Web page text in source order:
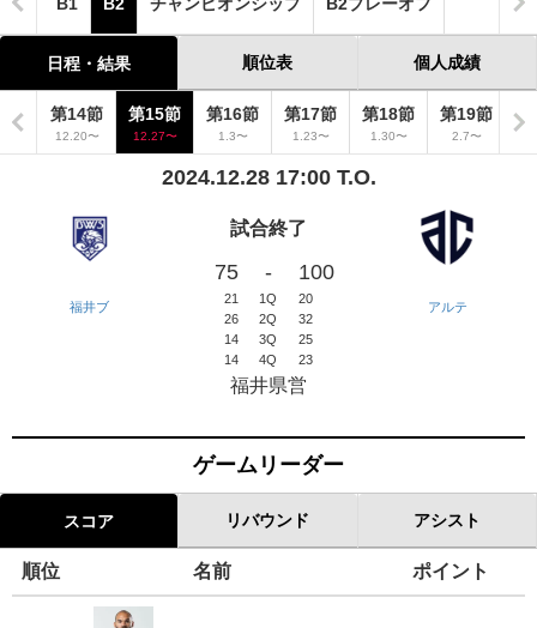
日程・結果 順位表 個人成績
節
〜
第14節
12.20〜
第15節
12.27〜
第16節
1.3〜
第17節
1.23〜
第18節
1.30〜
第19節
2.7〜
2024.12.28 17:00 T.O.
福井ブ
試合終了
75 - 100
21 1Q
20
26
2Q
32
14
3Q
25
14
4Q 23
福井県営
アルテ
ゲームリーダー
スコア リバウンド アシスト
順位 名前 ポイント